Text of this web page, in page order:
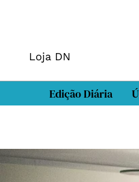
Loja DN
Edição Diária